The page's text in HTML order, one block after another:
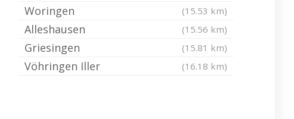
Woringen (15.53 km)
Alleshausen (15.56 km)
Griesingen (15.81 km)
Vöhringen Iller (16.18 km)